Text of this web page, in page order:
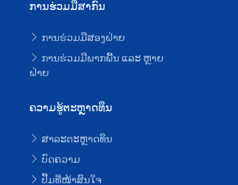
ການຮ່ວມມືສາກົນ
ການຮ່ວມມືສອງຝ່າຍ
ການຮ່ວມມືພາກພື້ນ ແລະ ຫຼາຍ
ຝ່າຍ
ຄວາມຮູ້ຕະຫຼາດທຶນ
ສາລະຕະຫຼາດທຶນ
ບົດຄວາມ
ປຶ້ມທີ່ໜ້າສົນໃຈ